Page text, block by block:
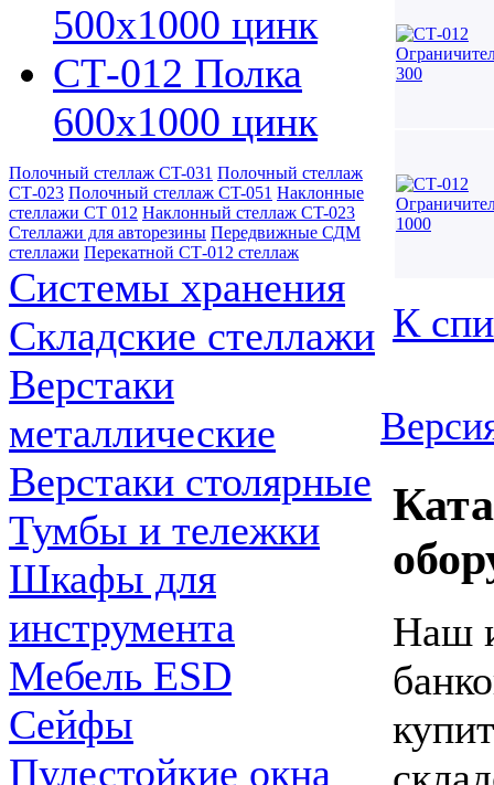
500х1000 цинк
СТ-012 Полка
600х1000 цинк
Полочный стеллаж CT-031 Полочный стеллаж
СТ-023 Полочный стеллаж CT-051 Наклонные
стеллажи СТ 012 Наклонный стеллаж CT-023
Стеллажи для авторезины Передвижные СДМ
стеллажи Перекатной СТ-012 стеллаж
Системы хранения
Складские стеллажи
Верстаки
металлические
Верстаки столярные
Тумбы и тележки
Шкафы для
инструмента
Мебель ESD
Сейфы
Пулестойкие окна
К
Наш